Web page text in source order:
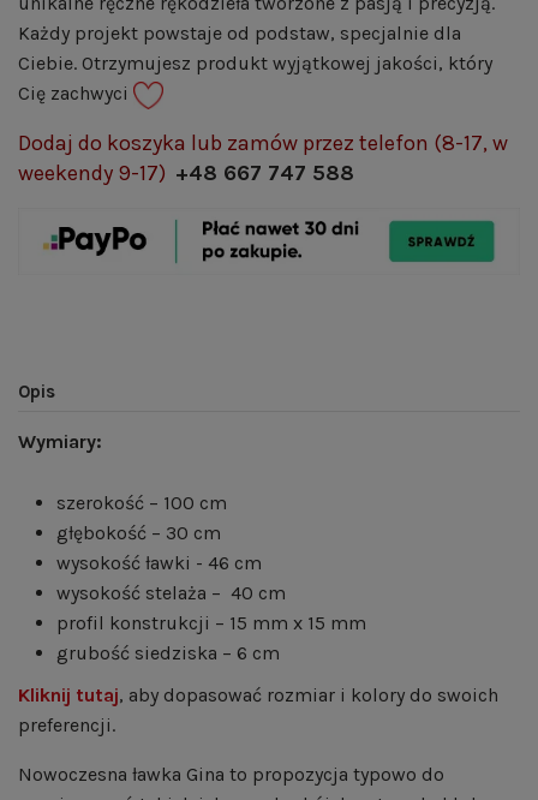
Każdy projekt powstaje od podstaw, specjalnie dla
Ciebie. Otrzymujesz produkt wyjątkowej jakości, który
Cię zachwyci
Dodaj do koszyka lub zamów przez telefon (8-17, w
weekendy 9-17) +48 667 747 588
Opis
Wymiary:
szerokość – 100 cm
głębokość – 30 cm
wysokość ławki - 46 cm
wysokość stelaża – 40 cm
profil konstrukcji – 15 mm x 15 mm
grubość siedziska – 6 cm
Kliknij tutaj, aby dopasować rozmiar i kolory do swoich
preferencji.
Nowoczesna ławka Gina to propozycja typowo do